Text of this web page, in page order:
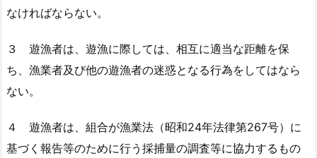
なければならない。
３ 遊漁者は、遊漁に際しては、相互に適当な距離を保
ち、漁業者及び他の遊漁者の迷惑となる行為をしてはなら
ない。
４ 遊漁者は、組合が漁業法（昭和24年法律第267号）に
基づく報告等のために行う採捕量の調査等に協力するもの